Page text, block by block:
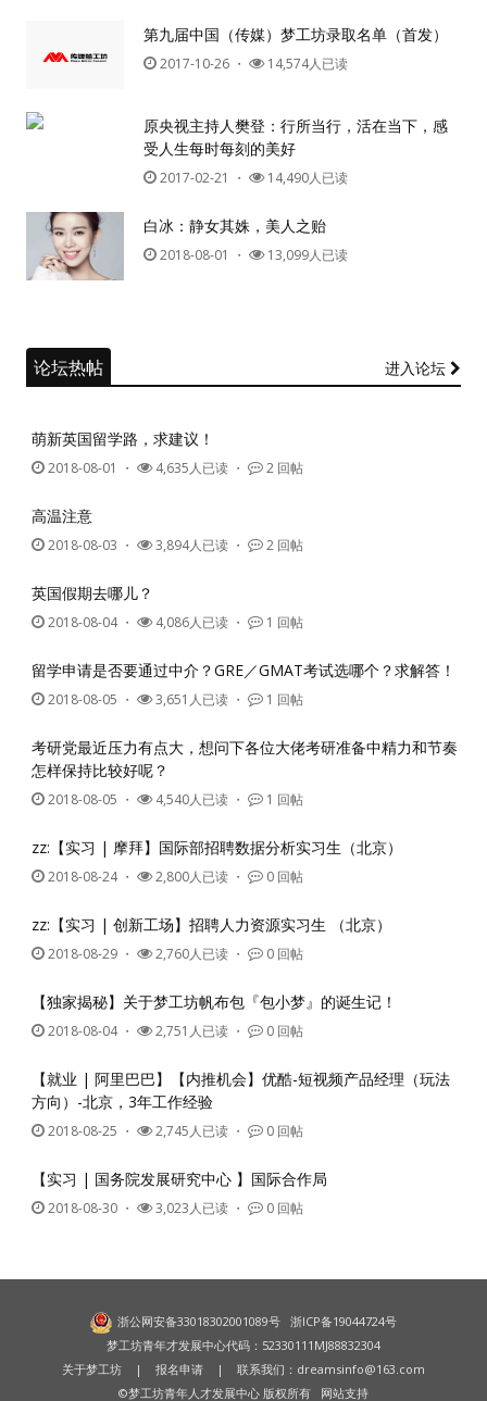
第九届中国（传媒）梦工坊录取名单（首发）
2017-10-26 ・ 14,574人已读
原央视主持人樊登：行所当行，活在当下，感
受人生每时每刻的美好
2017-02-21 ・ 14,490人已读
白冰：静女其姝，美人之贻
2018-08-01 ・ 13,099人已读
论坛热帖 进入论坛
萌新英国留学路，求建议！
2018-08-01 ・ 4,635人已读 ・ 2 回帖
高温注意
2018-08-03 ・ 3,894人已读 ・ 2 回帖
英国假期去哪儿？
2018-08-04・ 4,086人已读 ・ 1 回帖
留学申请是否要通过中介？GRE／GMAT考试选哪个？求解答！
2018-08-05 ・ 3,651人已读 ・ 1 回帖
考研党最近压力有点大，想问下各位大佬考研准备中精力和节奏
怎样保持比较好呢？
2018-08-05 ・ 4,540人已读 ・ 1 回帖
zz:【实习 | 摩拜】国际部招聘数据分析实习生（北京）
2018-08-24・ 2,800人已读 ・ 0 回帖
zz:【实习 | 创新工场】招聘人力资源实习生 （北京）
2018-08-29 ・ 2,760人已读 ・ 0 回帖
【独家揭秘】关于梦工坊帆布包『包小梦』的诞生记！
2018-08-04・ 2,751人已读 ・ 0 回帖
【就业 | 阿里巴巴】【内推机会】优酷-短视频产品经理（玩法
方向）-北京，3年工作经验
2018-08-25 ・ 2,745人已读 ・ 0 回帖
【实习 | 国务院发展研究中心 】国际合作局
2018-08-30 ・ 3,023人已读 ・ 0 回帖
浙公网安备33018302001089号 浙ICP备19044724号
梦工坊青年才发展中心代码：52330111MJ88832304
关于梦工坊 | 报名申请 | 联系我们： dreamsinfo@163.com
©梦工坊青年人才发展中心 版权所有 网站支持